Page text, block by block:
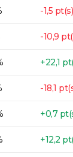
-1,5 pt(s)
-10,9
+22,1
-18,1
+0,7
+12,2